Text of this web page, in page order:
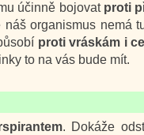
účinně bojovat proti
organismus nemá
proti vráskám i
to na vás bude mít.
. Dokáže